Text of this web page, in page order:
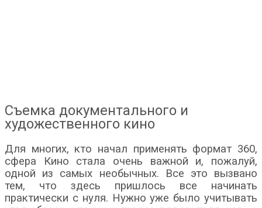
Съемка документального и
художественного кино
Для многих, кто начал применять формат 360,
сфера Кино стала очень важной и, пожалуй,
одной из самых необычных. Все это вызвано
тем, что здесь пришлось все начинать
практически с нуля. Нужно уже было учитывать